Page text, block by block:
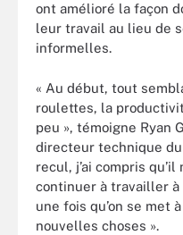
ont amélioré la façon
leur travail au lieu de
informelles.
« Au début, tout
roulettes, la
peu », témoigne Ryan
directeur technique du
recul, j’ai compris
continuer à travailler à
une fois qu’on se met
nouvelles choses ».